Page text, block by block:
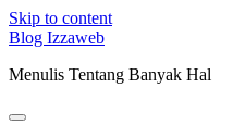
Skip to content
Blog Izzaweb
Menulis Tentang Banyak Hal